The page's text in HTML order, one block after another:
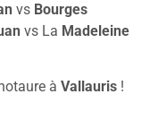
vs Bourges
vs La Madeleine
à Vallauris !